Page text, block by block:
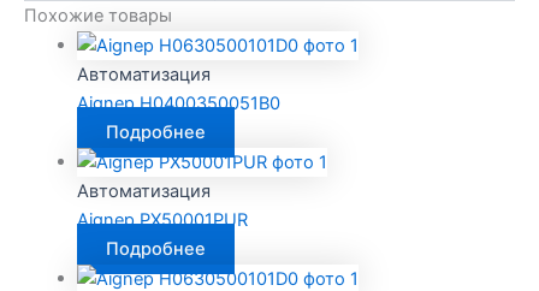
Похожие товары
Автоматизация
Aignep H0400350051B0
Подробнее
Автоматизация
Aignep PX50001PUR
Подробнее